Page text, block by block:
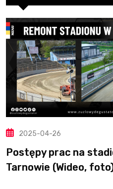
2025-04-26
Postępy prac na
Tarnowie (Wideo,